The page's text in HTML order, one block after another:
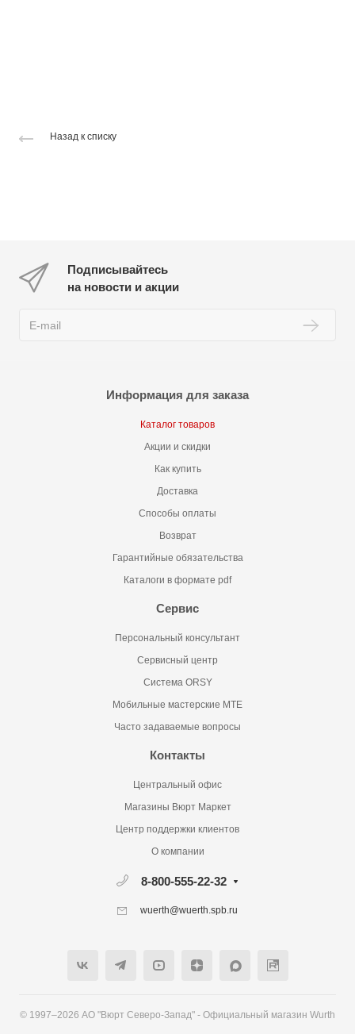
Назад к списку
Подписывайтесь
на новости и акции
Информация для заказа
Каталог товаров
Акции и скидки
Как купить
Доставка
Способы оплаты
Возврат
Гарантийные обязательства
Каталоги в формате pdf
Сервис
Персональный консультант
Сервисный центр
Система ORSY
Мобильные мастерские MTE
Часто задаваемые вопросы
Контакты
Центральный офис
Магазины Вюрт Маркет
Центр поддержки клиентов
О компании
8-800-555-22-32
wuerth@wuerth.spb.ru
© 1997–2026 АО "Вюрт Северо-Запад" - Официальный магазин Wurth